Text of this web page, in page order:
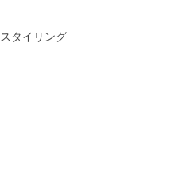
スタイリング